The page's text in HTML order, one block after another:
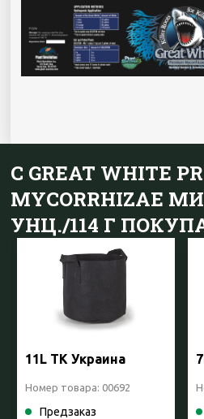
С GREAT WHITE
MYCORRHIZAE
УНЦ./114 Г
11L ТК Украина
Номер товара: 00692
Предзаказ